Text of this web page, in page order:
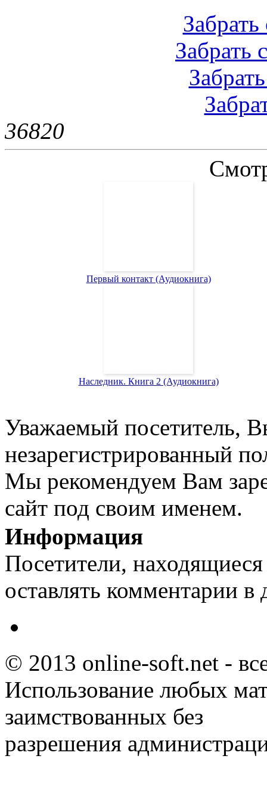
Забрать
36820
Первый контакт (Аудиокнига)
Наследник. Книга 2 (Аудиокнига)
Уважаемый посетитель,
незарегистрированный
Мы рекомендуем Вам
сайт под своим именем.
Информация
Посетители,
оставлять комментарии в
© 2013 online-soft.net -
Использование любых
заимствованных без
разрешения